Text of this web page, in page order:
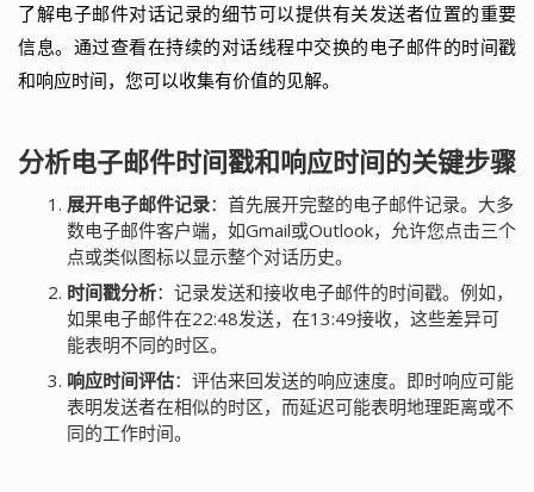
了解电子邮件对话记录的细节可以提供有关发送者位置的重要
信息。通过查看在持续的对话线程中交换的电子邮件的时间戳
和响应时间，您可以收集有价值的见解。
分析电子邮件时间戳和响应时间的关键步骤
展开电子邮件记录：首先展开完整的电子邮件记录。大多
数电子邮件客户端，如Gmail或Outlook，允许您点击三个
点或类似图标以显示整个对话历史。
时间戳分析：记录发送和接收电子邮件的时间戳。例如，
如果电子邮件在22:48发送，在13:49接收，这些差异可
能表明不同的时区。
响应时间评估：评估来回发送的响应速度。即时响应可能
表明发送者在相似的时区，而延迟可能表明地理距离或不
同的工作时间。